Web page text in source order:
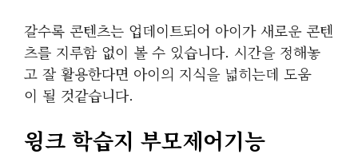
갈수록 콘텐츠는 업데이트되어 아이가 새로운 콘텐
츠를 지루함 없이 볼 수 있습니다. 시간을 정해놓
고 잘 활용한다면 아이의 지식을 넓히는데 도움
이 될 것같습니다.
윙크 학습지 부모제어기능